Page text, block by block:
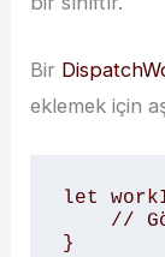
Bir
eklemek için
let
}